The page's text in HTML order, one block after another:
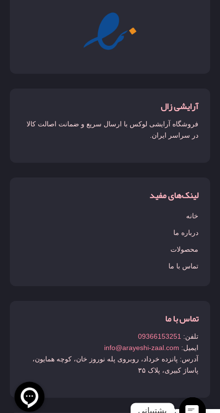
آرایشی زال
فروشگاه آرایشی لوکس با ارسال سریع و ضمانت اصالت کالا
در سراسر ایران.
لینک‌های مفید
خانه
درباره ما
محصولات
تماس با ما
تماس با ما
تلفن: 09366153251
ایمیل: info@arayeshi-zaal.com
آدرس: پانزده خرداد، روبروی پله نوروز خان، کوچه همایون،
پاساژ کبیری، پلاک ۳۵
پشتیبانی